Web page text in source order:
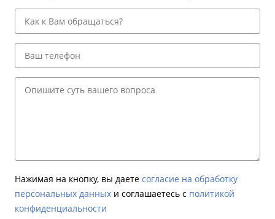
Нажимая на кнопку, вы даете согласие на обработку
персональных данных и соглашаетесь c политикой
конфиденциальности